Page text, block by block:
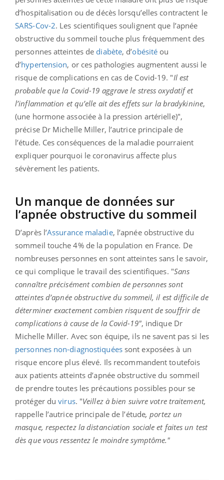
d’hospitalisation ou de décès lorsqu’elles contractent le
SARS-Cov-2. Les scientifiques soulignent que l’apnée
obstructive du sommeil touche plus fréquemment des
personnes atteintes de diabète, d’obésité ou
d’hypertension, or ces pathologies augmentent aussi le
risque de complications en cas de Covid-19. "Il est
probable que la Covid-19 aggrave le stress oxydatif et
l’inflammation et qu’elle ait des effets sur la bradykinine,
(une hormone associée à la pression artérielle)",
précise Dr Michelle Miller, l’autrice principale de
l’étude. Ces conséquences de la maladie pourraient
expliquer pourquoi le coronavirus affecte plus
sévèrement les patients.
Un manque de données sur
l’apnée obstructive du sommeil
D’après l’Assurance maladie, l’apnée obstructive du
sommeil touche 4% de la population en France. De
nombreuses personnes en sont atteintes sans le savoir,
ce qui complique le travail des scientifiques. "Sans
connaître précisément combien de personnes sont
atteintes d’apnée obstructive du sommeil, il est difficile de
déterminer exactement combien risquent de souffrir de
complications à cause de la Covid-19", indique Dr
Michelle Miller. Avec son équipe, ils ne savent pas si les
personnes non-diagnostiquéessont exposées à un
risque encore plus élevé. Ils recommandent toutefois
aux patients atteints d’apnée obstructive du sommeil
de prendre toutes les précautions possibles pour se
protéger duvirus. "Veillez à bien suivre votre traitement,
rappelle l’autrice principale de l’étude, portez un
masque, respectez la distanciation sociale et faites un test
dès que vous ressentez le moindre symptôme."